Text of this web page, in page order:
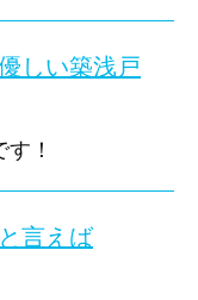
いませ♪
バス10分
トや納戸もあり、
な生活をお楽しみ頂け
メーカーで建築頂けま
優れ 静かな住環境が魅
土地で建物に十分こだ
しい築浅戸
！
言えば